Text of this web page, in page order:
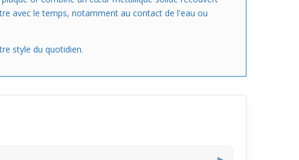
avec le temps, notamment au contact de l'eau ou
style du quotidien.